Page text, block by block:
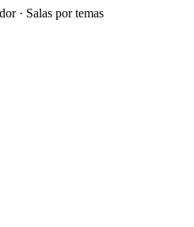
· Salas por temas